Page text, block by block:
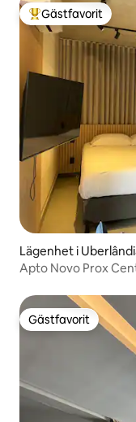
Populär gästfavorit
Gästfavorit
Lägenhet i
Apto Novo Prox
Gästfavorit
Gästfavorit